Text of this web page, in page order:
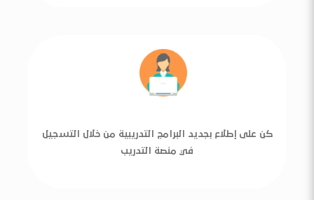
كن على إطلاع بجديد البرامج التدريبية من خلال التسجيل
في منصة التدريب